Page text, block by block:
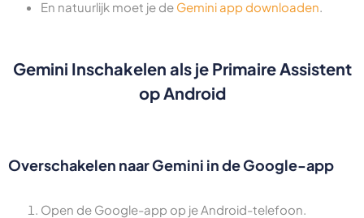
En natuurlijk moet je de Gemini app downloaden
Gemini Inschakelen als je Primaire Assistent
op Android
Overschakelen naar Gemini in de Google-app
Open de Google-app op je Android-telefoon.